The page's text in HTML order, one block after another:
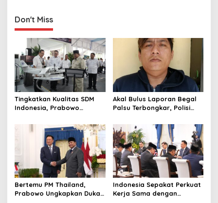
Contoh!
Don't Miss
Tingkatkan Kualitas SDM
Indonesia, Prabowo
hingga Undang Universitas
Terbaik Dunia
Akal Bulus Laporan Begal
Palsu Terbongkar, Polisi
Perusahaan untuk Crypto
Bertemu PM Thailand,
Prabowo Ungkapkan Duka
Indonesia Sepakat Perkuat
Kerja Sama dengan